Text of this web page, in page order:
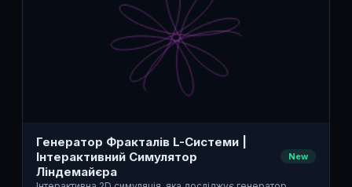
Генератор Фракталів L-Системи |
Інтерактивний Симулятор
Ліндемайєра
New